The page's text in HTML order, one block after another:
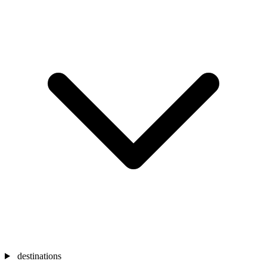
destinations